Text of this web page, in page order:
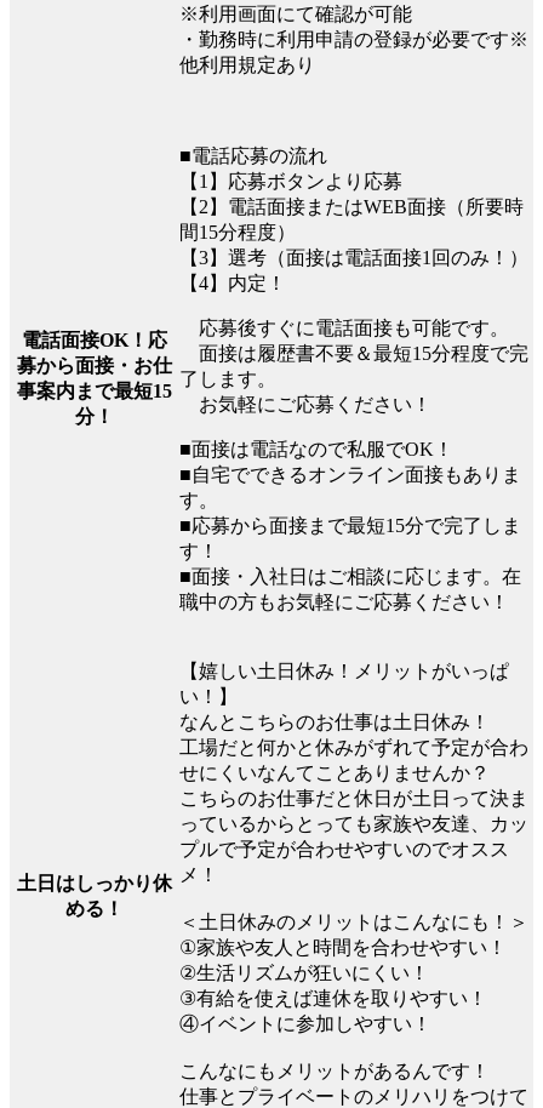
※利用画面にて確認が可能
・勤務時に利用申請の登録が必要です※
他利用規定あり
電話面接OK！応
募から面接・お仕
事案内まで最短15
分！
■電話応募の流れ
【1】応募ボタンより応募
【2】電話面接またはWEB面接（所要時
間15分程度）
【3】選考（面接は電話面接1回のみ！）
【4】内定！
応募後すぐに電話面接も可能です。
面接は履歴書不要＆最短15分程度で完
了します。
お気軽にご応募ください！
■面接は電話なので私服でOK！
■自宅でできるオンライン面接もありま
す。
■応募から面接まで最短15分で完了しま
す！
■面接・入社日はご相談に応じます。在
職中の方もお気軽にご応募ください！
土日はしっかり休
める！
【嬉しい土日休み！メリットがいっぱ
い！】
なんとこちらのお仕事は土日休み！
工場だと何かと休みがずれて予定が合わ
せにくいなんてことありませんか？
こちらのお仕事だと休日が土日って決ま
っているからとっても家族や友達、カッ
プルで予定が合わせやすいのでオスス
メ！
＜土日休みのメリットはこんなにも！＞
①家族や友人と時間を合わせやすい！
②生活リズムが狂いにくい！
③有給を使えば連休を取りやすい！
④イベントに参加しやすい！
こんなにもメリットがあるんです！
仕事とプライベートのメリハリをつけて